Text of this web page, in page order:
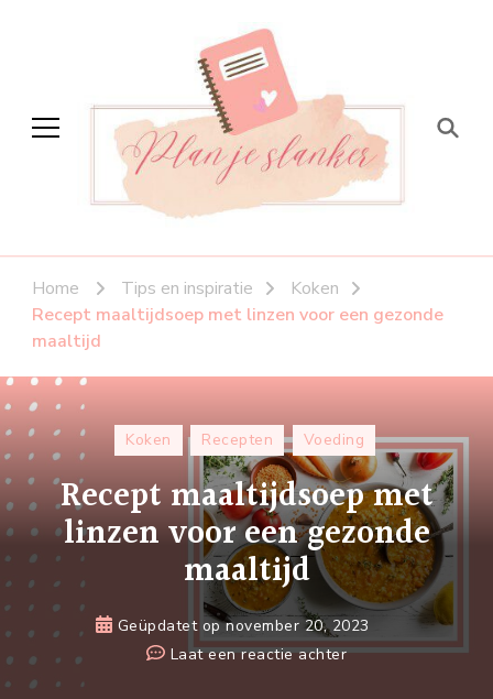
Plan je slanker
Home Tips en inspiratie
Koken
Recept maaltijdsoep met linzen voor een gezonde
maaltijd
Koken Recepten Voeding
Recept maaltijdsoep met
linzen voor een gezonde
maaltijd
Geüpdatet opnovember 20, 2023
Laat een reactie achterop